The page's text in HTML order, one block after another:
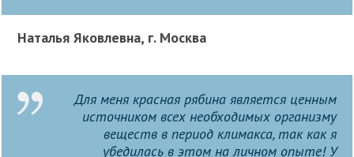
Наталья Яковлевна, г. Москва
Для меня красная рябина является ценным
источником всех необходимых организму
веществ в период климакса, так как я
убедилась в этом на личном опыте! У